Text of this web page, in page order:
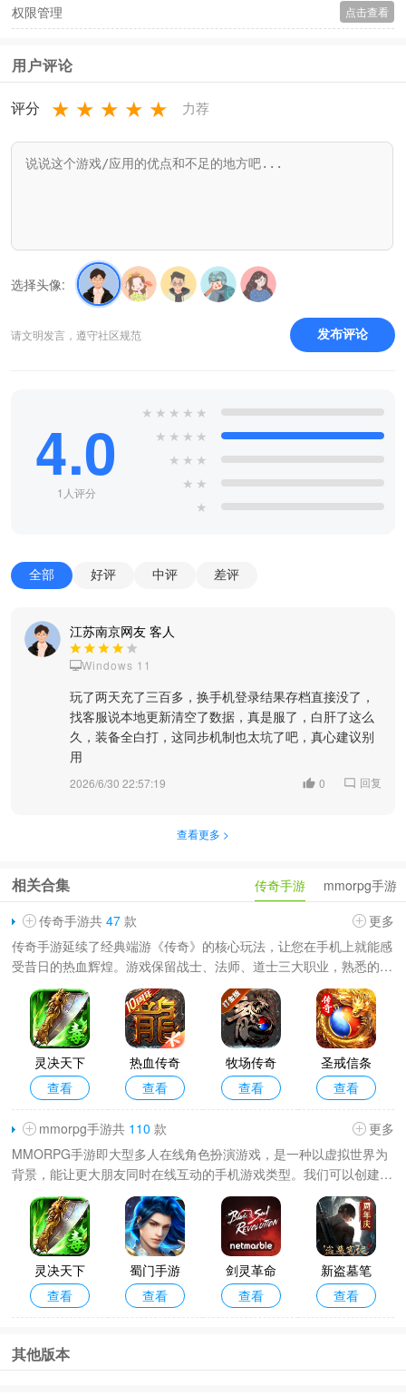
权限管理 点击查看
用户评论
评分 ★ ★ ★ ★ ★ 力荐
选择头像:
请文明发言，遵守社区规范 发布评论
4.0
1人评分
★ ★ ★ ★ ★
★ ★ ★ ★
★ ★ ★
★ ★
★
全部 好评 中评 差评
江苏南京网友 客人
Windows 11
玩了两天充了三百多，换手机登录结果存档直接没了，
找客服说本地更新清空了数据，真是服了，白肝了这么
久，装备全白打，这同步机制也太坑了吧，真心建议别
用
2026/6/30 22:57:19 0 回复
查看更多 >
传奇手游 mmorpg手游
相关合集
传奇手游共 47 款
更多
传奇手游延续了经典端游《传奇》的核心玩法，让您在手机上就能感
受昔日的热血辉煌。游戏保留战士、法师、道士三大职业，熟悉的技
能与装备系统悉数回归。游戏操作优化贴合手机触控习惯，随时随地
都能开启战斗。无论是
灵决天下
最新版本
查看
热血传奇
手机版
查看
牧场传奇
最新版本
查看
圣戒信条
手游
查看
mmorpg手游共 110 款
更多
MMORPG手游即大型多人在线角色扮演游戏，是一种以虚拟世界为
背景，能让更大朋友同时在线互动的手机游戏类型。我们可以创建和
培养自己的角色，选择不同职业，探索丰富多彩的游戏世界。游戏通
常包含主线剧情、副本挑战
灵决天下
最新版本
查看
蜀门手游
最新版
查看
剑灵革命
台服手游2
查看
新盗墓笔
记最新版
查看
其他版本